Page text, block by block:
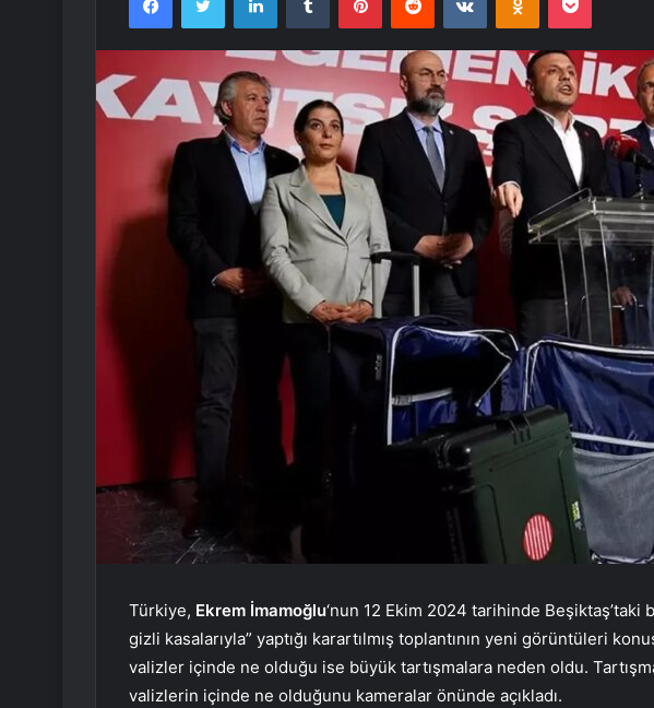
Türkiye, Ekrem İmamoğlu‘nun 12 Ekim 2024 tarihinde
gizli kasalarıyla” yaptığı karartılmış toplantının yeni görüntüleri
valizler içinde ne olduğu ise büyük tartışmalara neden oldu.
valizlerin içinde ne olduğunu kameralar önünde açıkladı.